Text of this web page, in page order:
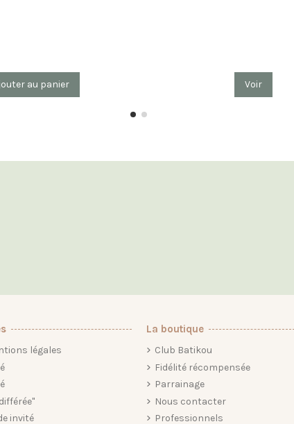
au panier Voir
légales
invité
La boutique
Club Batikou
Fidélité récompensée
Parrainage
Nous contacter
Professionnels